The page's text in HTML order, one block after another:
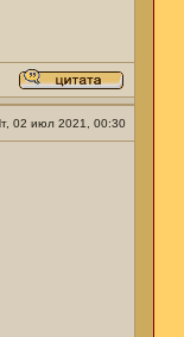
02 июл 2021, 00:30